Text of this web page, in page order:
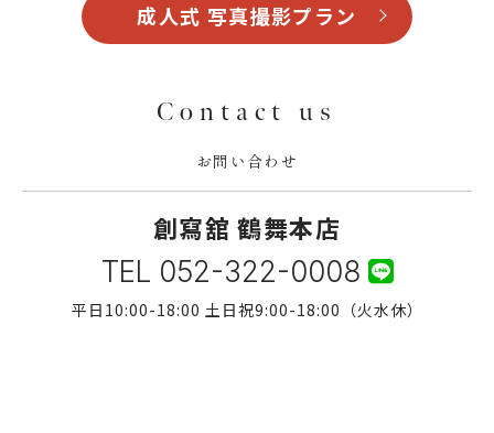
成人式 写真撮影プラン
Contact us
お問い合わせ
創寫舘 鶴舞本店
TEL 052-322-0008
平日10:00-18:00 土日祝9:00-18:00（火水休）